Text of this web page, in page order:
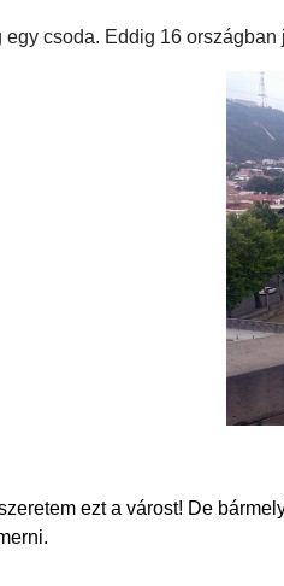
csoda. Eddig 16
ezt a várost! De